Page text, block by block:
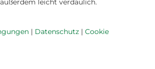
leicht verdaulich.
| Datenschutz | Cookie